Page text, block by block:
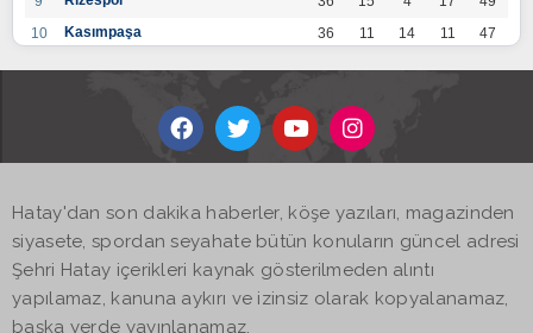
10
Kasımpaşa 36 11 14 11
47
36 12
14
Kayserispor 36 11 12 13
45
17
Hatayspor 36
19
Adana Demirspor
Hatay'dan son dakika haberler, köşe yazıları, magazinden
siyasete, spordan seyahate bütün konuların güncel adresi
Şehri Hatay içerikleri kaynak gösterilmeden alıntı
yapılamaz, kanuna aykırı ve izinsiz olarak kopyalanamaz,
başka yerde yayınlanamaz.